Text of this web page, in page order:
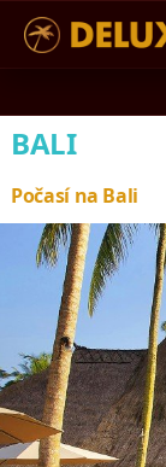
BALI
Počasí na Bali